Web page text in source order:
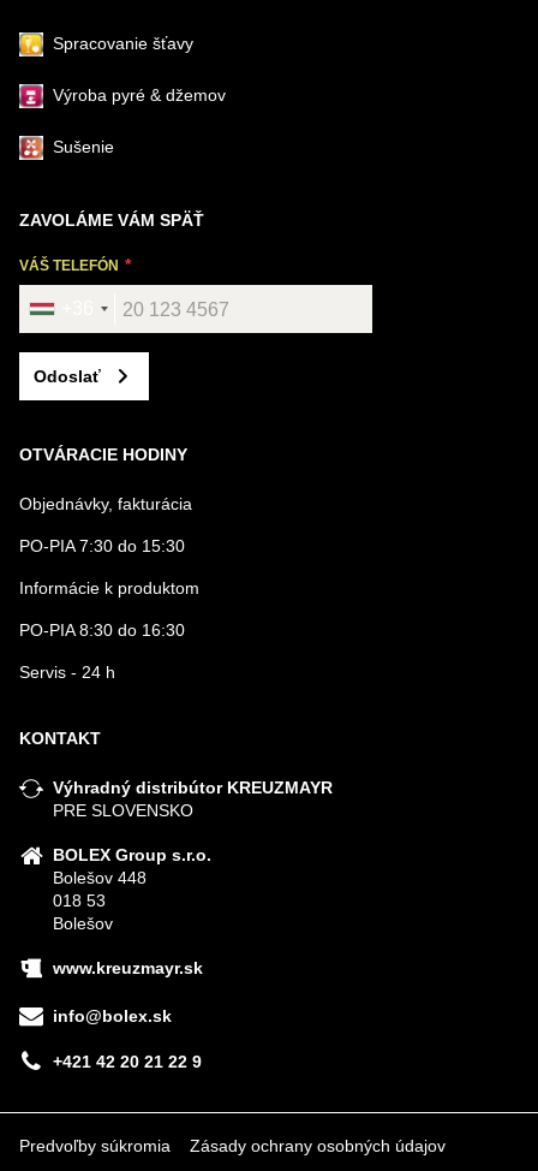
Spracovanie šťavy
Výroba pyré & džemov
Sušenie
ZAVOLÁME VÁM SPÄŤ
VÁŠ TELEFÓN
Odoslať
OTVÁRACIE HODINY
Objednávky, fakturácia
PO-PIA 7:30 do 15:30
Informácie k produktom
PO-PIA 8:30 do 16:30
Servis - 24 h
KONTAKT
Výhradný distribútor KREUZMAYR
PRE SLOVENSKO
BOLEX Group s.r.o.
Bolešov 448
018 53
Bolešov
www.kreuzmayr.sk
info@bolex.sk
+421 42 20 21 22 9
Predvoľby súkromia Zásady ochrany osobných údajov